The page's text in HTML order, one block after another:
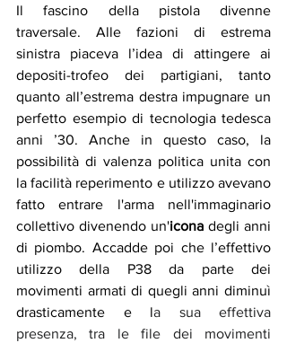
Il fascino della pistola divenne
traversale. Alle fazioni di estrema
sinistra piaceva l’idea di attingere ai
depositi-trofeo dei partigiani, tanto
quanto all’estrema destra impugnare un
perfetto esempio di tecnologia tedesca
anni ’30. Anche in questo caso, la
possibilità di valenza politica unita con
la facilità reperimento e utilizzo avevano
fatto entrare l'arma nell'immaginario
collettivo divenendo un'icona degli anni
di piombo. Accadde poi che l’effettivo
utilizzo della P38 da parte dei
movimenti armati di quegli anni diminuì
drasticamente e la sua effettiva
presenza, tra le file dei movimenti